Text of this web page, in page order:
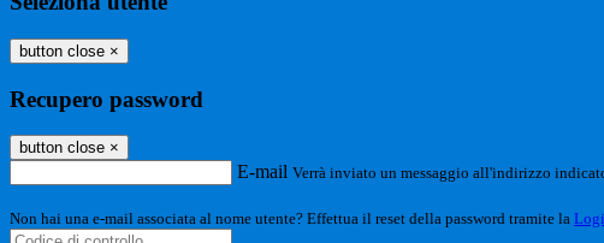
button close ×
Recupero password
button close ×
E-mail Verrà inviato un messaggio all'indirizzo
Non hai una e-mail associata al nome utente? Effettua il reset della password tramite la